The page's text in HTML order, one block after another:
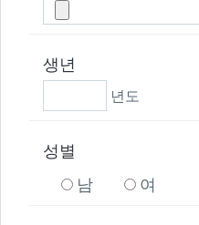
생년
년도
성별
남
여